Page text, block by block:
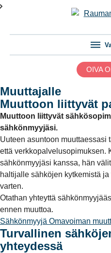
OIVA
Muuttajalle
Muuttoon liittyvät
Muuttoon liittyvät
sähkönmyyjäsi.
Uuteen asuntoon muuttaessasi
että verkkopalvelusopimuksen.
sähkönmyyjäsi kanssa, hän
haltijalle sähköjen kytkemistä
varten.
Otathan yhteyttä
ennen muuttoa.
Sähkönmyyjä Omavoiman
Turvallinen
yhteydessä